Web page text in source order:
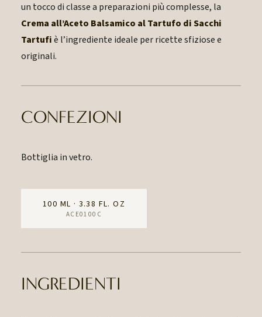
un tocco di classe a preparazioni più complesse, la
Crema all’Aceto Balsamico al Tartufo di Sacchi
Tartufiè l’ingrediente ideale per ricette sfiziose e
originali.
CONFEZIONI
Bottiglia in vetro.
100 ML · 3.38 FL. OZ
ACE0100C
INGREDIENTI